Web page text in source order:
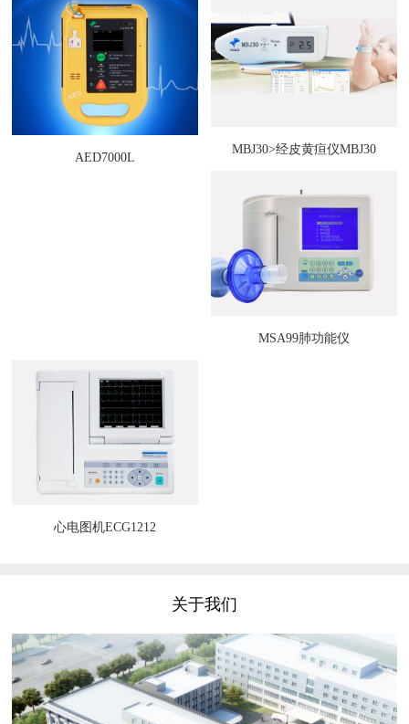
AED7000L
MBJ30>经皮黄疸仪MBJ30
MSA99肺功能仪
心电图机ECG1212
关于我们